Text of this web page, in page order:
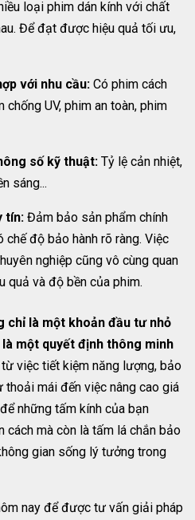
loại phim dán kính với chất
Để đạt được hiệu quả tối ưu,
với nhu cầu: Có phim cách
chống UV, phim an toàn, phim
số kỹ thuật: Tỷ lệ cản nhiệt,
sáng...
tín: Đảm bảo sản phẩm chính
chế độ bảo hành rõ ràng. Việc
nghiệp cũng vô cùng quan
quả và độ bền của phim.
chỉ là một khoản đầu tư nhỏ
một quyết định thông minh
từ việc tiết kiệm năng lượng, bảo
mái đến việc nâng cao giá
những tấm kính của bạn
cách mà còn là tấm lá chắn bảo
gian sống lý tưởng trong
nay để được tư vấn giải pháp